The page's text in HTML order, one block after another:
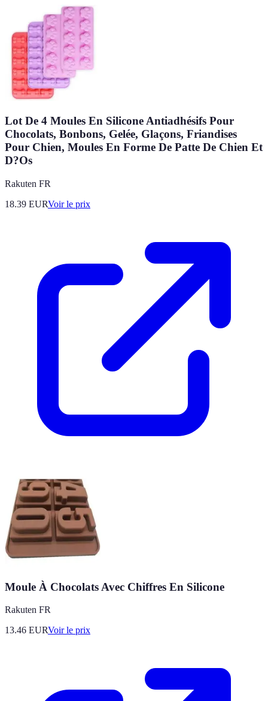
Lot De 4 Moules En Silicone Antiadhésifs Pour
Chocolats, Bonbons, Gelée, Glaçons, Friandises
Pour Chien, Moules En Forme De Patte De Chien Et
D?Os
Rakuten FR
18.39 EURVoir le prix
Moule À Chocolats Avec Chiffres En Silicone
Rakuten FR
13.46 EURVoir le prix